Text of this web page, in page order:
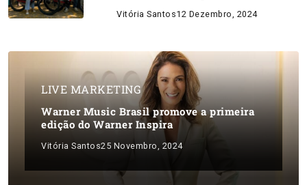
Vitória Santos12 Dezembro, 2024
LIVE MARKETING
Warner Music Brasil promove a primeira
edição do Warner Inspira
Vitória Santos25 Novembro, 2024